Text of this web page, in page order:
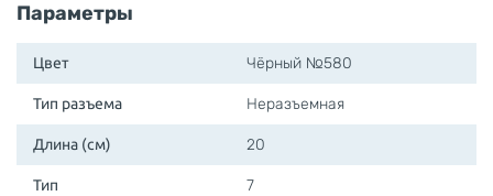
Параметры
Цвет Чёрный №580
Тип разъема Неразъемная
Длина (см) 20
Тип 7